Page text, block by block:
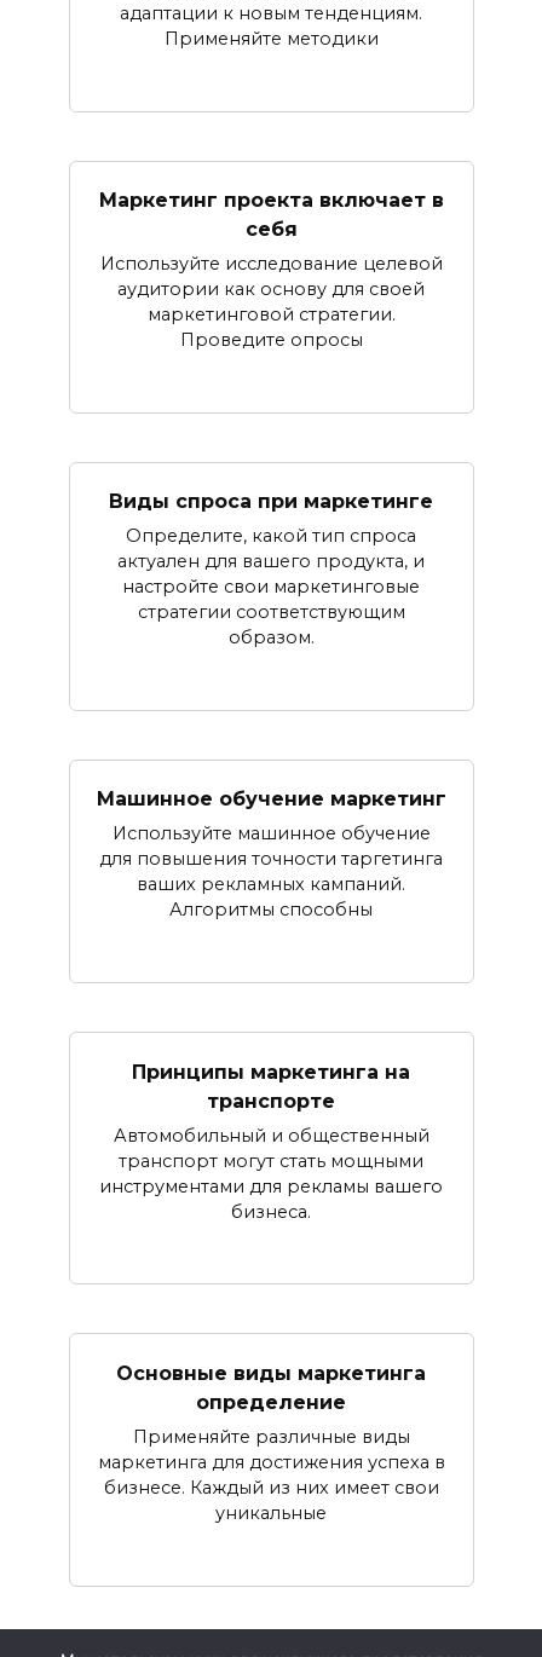
адаптации к новым тенденциям.
Применяйте методики
Маркетинг проекта включает в
себя
Используйте исследование целевой
аудитории как основу для своей
маркетинговой стратегии.
Проведите опросы
Виды спроса при маркетинге
Определите, какой тип спроса
актуален для вашего продукта, и
настройте свои маркетинговые
стратегии соответствующим
образом.
Машинное обучение маркетинг
Используйте машинное обучение
для повышения точности таргетинга
ваших рекламных кампаний.
Алгоритмы способны
Принципы маркетинга на
транспорте
Автомобильный и общественный
транспорт могут стать мощными
инструментами для рекламы вашего
бизнеса.
Основные виды маркетинга
определение
Применяйте различные виды
маркетинга для достижения успеха в
бизнесе. Каждый из них имеет свои
уникальные